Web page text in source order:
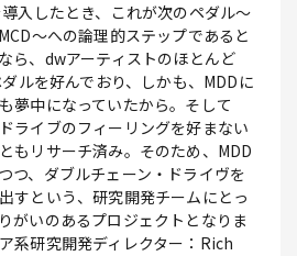
導入したとき、これが次のペダル～
～への論理的ステップであると
ら、dwアーティストのほとんど
ルを好んでおり、しかも、MDDに
夢中になっていたから。そして
ライブのフィーリングを好まない
もリサーチ済み。そのため、MDD
つ、ダブルチェーン・ドライヴを
すという、研究開発チームにとっ
がいのあるプロジェクトとなりま
系研究開発ディレクター：Rich